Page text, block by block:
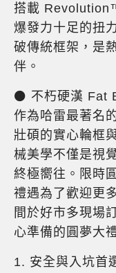
搭載
爆發力十足的扭
破傳統框架，是
伴。
⚫ 不朽硬漢 Fat
作為哈雷最著名
壯碩的實心輪框
械美學不僅是視
終極嚮往。限時
禮遇為了歡迎更
間於好市多現場
心準備的圓夢大
1. 安全與入坑首